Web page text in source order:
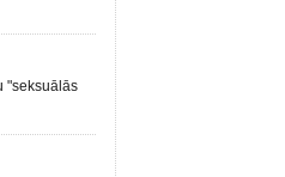
"seksuālās